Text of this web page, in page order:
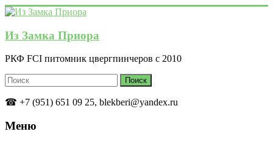
Перейти
содержимому
Из Замка Приора
РКФ FCI питомник цвергпинчеров с 2010
☎ +7 (951) 651 09 25, blekberi@yandex.ru
Меню